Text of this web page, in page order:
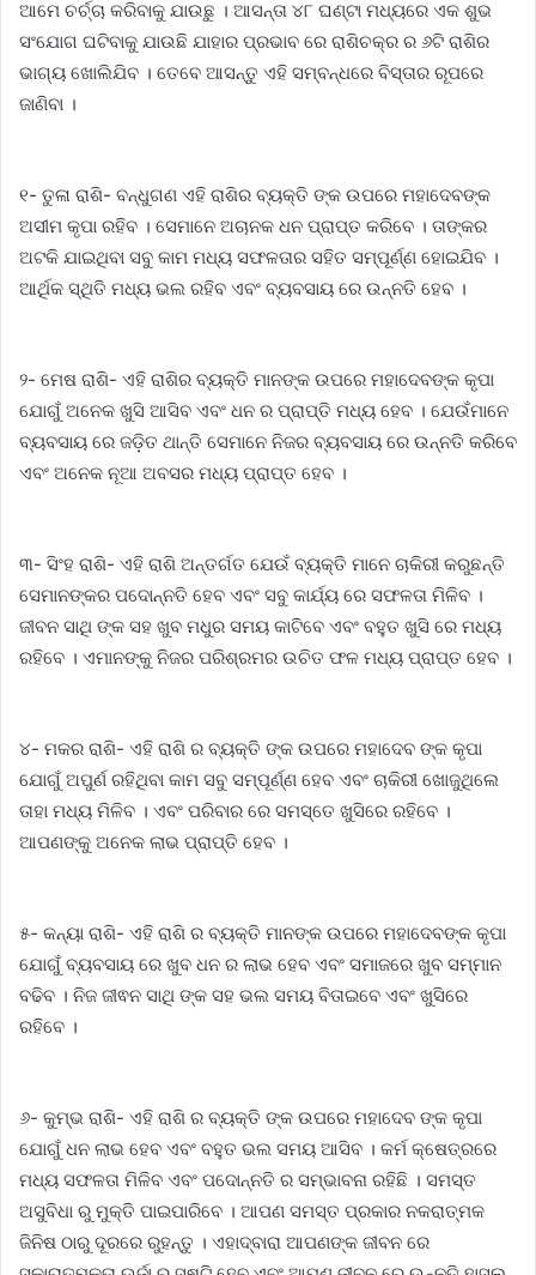
ଆମେ ଚର୍ଚ୍ଚା କରିବାକୁ ଯାଉଛୁ । ଆସନ୍ତା ୪୮ ଘଣ୍ଟା ମଧ୍ୟରେ ଏକ ଶୁଭ
ସଂଯୋଗ ଘଟିବାକୁ ଯାଉଛି ଯାହାର ପ୍ରଭାବ ରେ ରାଶିଚକ୍ର ର ୬ଟି ରାଶିର
ଭାଗ୍ୟ ଖୋଲିଯିବ । ତେବେ ଆସନ୍ତୁ ଏହି ସମ୍ବନ୍ଧରେ ବିସ୍ତାର ରୂପରେ
ଜାଣିବା ।
୧- ତୁଳା ରାଶି- ବନ୍ଧୁଗଣ ଏହି ରାଶିର ବ୍ୟକ୍ତି ଙ୍କ ଉପରେ ମହାଦେବଙ୍କ
ଅସୀମ କୃପା ରହିବ । ସେମାନେ ଅଚାନକ ଧନ ପ୍ରାପ୍ତ କରିବେ । ତାଙ୍କର
ଅଟକି ଯାଇଥିବା ସବୁ କାମ ମଧ୍ୟ ସଫଳତାର ସହିତ ସମ୍ପୂର୍ଣ୍ଣ ହୋଇଯିବ ।
ଆର୍ଥିକ ସ୍ଥିତି ମଧ୍ୟ ଭଲ ରହିବ ଏବଂ ବ୍ୟବସାୟ ରେ ଉନ୍ନତି ହେବ ।
୨- ମେଷ ରାଶି- ଏହି ରାଶିର ବ୍ୟକ୍ତି ମାନଙ୍କ ଉପରେ ମହାଦେବଙ୍କ କୃପା
ଯୋଗୁଁ ଅନେକ ଖୁସି ଆସିବ ଏବଂ ଧନ ର ପ୍ରାପ୍ତି ମଧ୍ୟ ହେବ । ଯେଉଁମାନେ
ବ୍ୟବସାୟ ରେ ଜଡ଼ିତ ଥାନ୍ତି ସେମାନେ ନିଜର ବ୍ୟବସାୟ ରେ ଉନ୍ନତି କରିବେ
ଏବଂ ଅନେକ ନୂଆ ଅବସର ମଧ୍ୟ ପ୍ରାପ୍ତ ହେବ ।
୩- ସିଂହ ରାଶି- ଏହି ରାଶି ଅନ୍ତର୍ଗତ ଯେଉଁ ବ୍ୟକ୍ତି ମାନେ ଚାକିରୀ କରୁଛନ୍ତି
ସେମାନଙ୍କର ପଦୋନ୍ନତି ହେବ ଏବଂ ସବୁ କାର୍ଯ୍ୟ ରେ ସଫଳତା ମିଳିବ ।
ଜୀବନ ସାଥି ଙ୍କ ସହ ଖୁବ ମଧୁର ସମୟ କାଟିବେ ଏବଂ ବହୁତ ଖୁସି ରେ ମଧ୍ୟ
ରହିବେ । ଏମାନଙ୍କୁ ନିଜର ପରିଶ୍ରମର ଉଚିତ ଫଳ ମଧ୍ୟ ପ୍ରାପ୍ତ ହେବ ।
୪- ମକର ରାଶି- ଏହି ରାଶି ର ବ୍ୟକ୍ତି ଙ୍କ ଉପରେ ମହାଦେବ ଙ୍କ କୃପା
ଯୋଗୁଁ ଅପୁର୍ଣ ରହିଥିବା କାମ ସବୁ ସମ୍ପୂର୍ଣ୍ଣ ହେବ ଏବଂ ଚାକିରୀ ଖୋଜୁଥିଲେ
ତାହା ମଧ୍ୟ ମିଳିବ । ଏବଂ ପରିବାର ରେ ସମସ୍ତେ ଖୁସିରେ ରହିବେ ।
ଆପଣଙ୍କୁ ଅନେକ ଲାଭ ପ୍ରାପ୍ତି ହେବ ।
୫- କନ୍ୟା ରାଶି- ଏହି ରାଶି ର ବ୍ୟକ୍ତି ମାନଙ୍କ ଉପରେ ମହାଦେବଙ୍କ କୃପା
ଯୋଗୁଁ ବ୍ୟବସାୟ ରେ ଖୁବ ଧନ ର ଲାଭ ହେବ ଏବଂ ସମାଜରେ ଖୁବ ସମ୍ମାନ
ବଢିବ । ନିଜ ଜୀଵନ ସାଥି ଙ୍କ ସହ ଭଲ ସମୟ ବିତାଇବେ ଏବଂ ଖୁସିରେ
ରହିବେ ।
୬- କୁମ୍ଭ ରାଶି- ଏହି ରାଶି ର ବ୍ୟକ୍ତି ଙ୍କ ଉପରେ ମହାଦେବ ଙ୍କ କୃପା
ଯୋଗୁଁ ଧନ ଲାଭ ହେବ ଏବଂ ବହୁତ ଭଲ ସମୟ ଆସିବ । କର୍ମ କ୍ଷେତ୍ରରେ
ମଧ୍ୟ ସଫଳତା ମିଳିବ ଏବଂ ପଦୋନ୍ନତି ର ସମ୍ଭାବନା ରହିଛି । ସମସ୍ତ
ଅସୁବିଧା ରୁ ମୁକ୍ତି ପାଇପାରିବେ । ଆପଣ ସମସ୍ତ ପ୍ରକାର ନକରାତ୍ମକ
ଜିନିଷ ଠାରୁ ଦୂରରେ ରୁହନ୍ତୁ । ଏହାଦ୍ବାରା ଆପଣଙ୍କ ଜୀବନ ରେ